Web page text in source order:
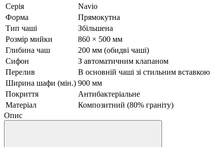
Серія
Navio
Форма
Прямокутна
Тип чаші
Збільшена
Розмір мийки
860 × 500 мм
Глибина чаш
200 мм (обидві чаші)
Сифон
З автоматичним клапаном
Перелив
В основній чаші зі стильним вставкою
Ширина шафи (мін.) 900 мм
Покриття
Антибактеріальне
Матеріал
Композитний (80% граніту)
Опис